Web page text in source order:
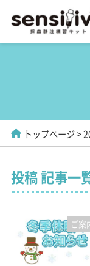
トップページ
投稿 記事一
ご案